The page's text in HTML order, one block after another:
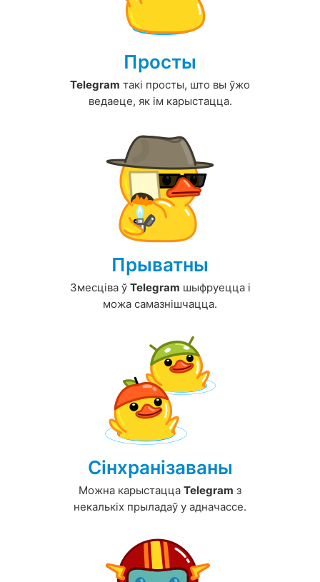
Просты
Telegram такі просты, што вы ўжо
ведаеце, як ім карыстацца.
Прыватны
Змесціва ў Telegram шыфруецца і
можа самазнішчацца.
Сінхранізаваны
Можна карыстацца Telegram з
некалькіх прыладаў у адначассе.